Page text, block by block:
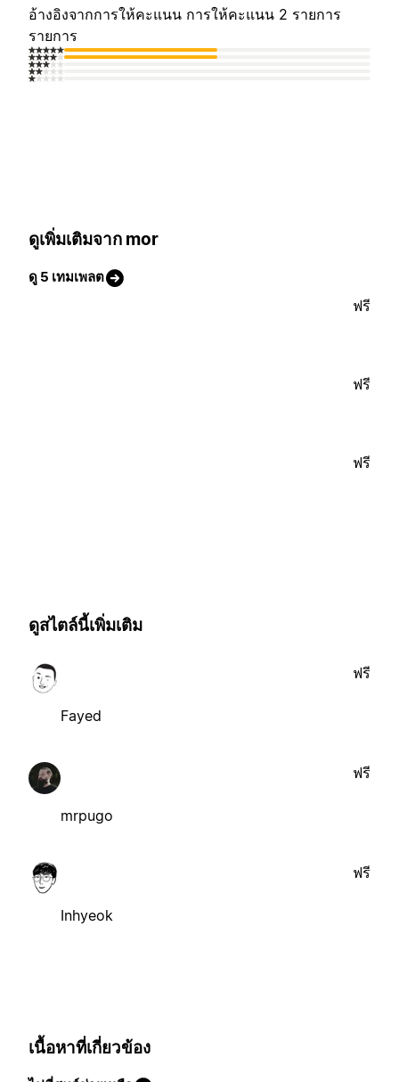
อ้างอิงจากการให้คะแนน การให้คะแนน 2 รายการ
รายการ
ดูเพิ่มเติมจาก mor
ดู 5 เทมเพลต
ฟรี
ฟรี
ฟรี
ดูสไตล์นี้เพิ่มเติม
Fayed
ฟรี
mrpugo
ฟรี
Inhyeok
ฟรี
เนื้อหาที่เกี่ยวข้อง